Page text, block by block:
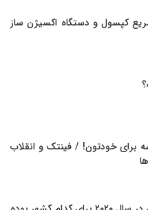
کپسول و دستگاه اکسیژن ساز
برای خودتون! / فینتک و انقلاب